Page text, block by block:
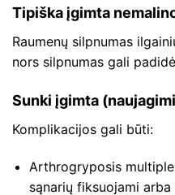
Tipiška įgimta
Raumenų silpnumas
nors silpnumas gali
Sunki įgimta
Komplikacijos gali būti:
Arthrogryposis
sąnarių fiksuojami